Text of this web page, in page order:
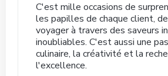
C'est mille occasions de
les papilles de chaque client,
voyager à travers des saveurs
inoubliables. C'est aussi une
culinaire, la créativité et la
l'excellence.